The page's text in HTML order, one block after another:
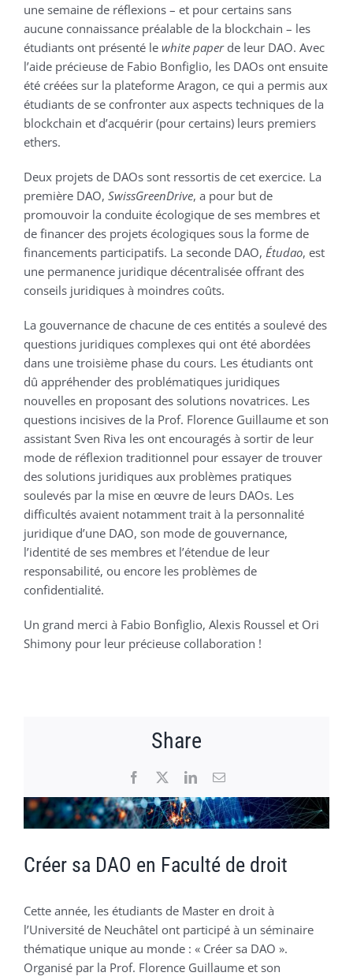
une semaine de réflexions – et pour certains sans
aucune connaissance préalable de la blockchain – les
étudiants ont présenté le white paper de leur DAO. Avec
l’aide précieuse de Fabio Bonfiglio, les DAOs ont ensuite
été créées sur la plateforme Aragon, ce qui a permis aux
étudiants de se confronter aux aspects techniques de la
blockchain et d’acquérir (pour certains) leurs premiers
ethers.
Deux projets de DAOs sont ressortis de cet exercice. La
première DAO, SwissGreenDrive, a pour but de
promouvoir la conduite écologique de ses membres et
de financer des projets écologiques sous la forme de
financements participatifs. La seconde DAO, Étudao, est
une permanence juridique décentralisée offrant des
conseils juridiques à moindres coûts.
La gouvernance de chacune de ces entités a soulevé des
questions juridiques complexes qui ont été abordées
dans une troisième phase du cours. Les étudiants ont
dû appréhender des problématiques juridiques
nouvelles en proposant des solutions novatrices. Les
questions incisives de la Prof. Florence Guillaume et son
assistant Sven Riva les ont encouragés à sortir de leur
mode de réflexion traditionnel pour essayer de trouver
des solutions juridiques aux problèmes pratiques
soulevés par la mise en œuvre de leurs DAOs. Les
difficultés avaient notamment trait à la personnalité
juridique d’une DAO, son mode de gouvernance,
l’identité de ses membres et l’étendue de leur
responsabilité, ou encore les problèmes de
confidentialité.
Un grand merci à Fabio Bonfiglio, Alexis Roussel et Ori
Shimony pour leur précieuse collaboration !
Share
Facebook LinkedInEmail
Voir
l'image
Créer sa DAO en Faculté de droit
Cette année, les étudiants de Master en droit à
l’Université de Neuchâtel ont participé à un séminaire
thématique unique au monde : « Créer sa DAO ».
Organisé par la Prof. Florence Guillaume et son